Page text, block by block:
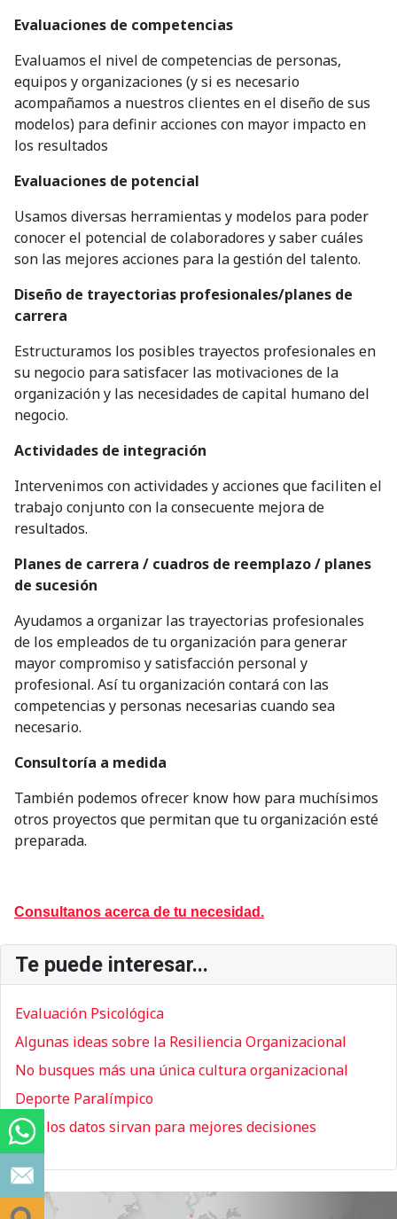
Evaluaciones de competencias
Evaluamos el nivel de competencias de personas,
equipos y organizaciones (y si es necesario
acompañamos a nuestros clientes en el diseño de sus
modelos) para definir acciones con mayor impacto en
los resultados
Evaluaciones de potencial
Usamos diversas herramientas y modelos para poder
conocer el potencial de colaboradores y saber cuáles
son las mejores acciones para la gestión del talento.
Diseño de trayectorias profesionales/planes de
carrera
Estructuramos los posibles trayectos profesionales en
su negocio para satisfacer las motivaciones de la
organización y las necesidades de capital humano del
negocio.
Actividades de integración
Intervenimos con actividades y acciones que faciliten el
trabajo conjunto con la consecuente mejora de
resultados.
Planes de carrera / cuadros de reemplazo / planes
de sucesión
Ayudamos a organizar las trayectorias profesionales
de los empleados de tu organización para generar
mayor compromiso y satisfacción personal y
profesional. Así tu organización contará con las
competencias y personas necesarias cuando sea
necesario.
Consultoría a medida
También podemos ofrecer know how para muchísimos
otros proyectos que permitan que tu organización esté
preparada.
Consultanos acerca de tu necesidad.
Te puede interesar...
Evaluación Psicológica
Algunas ideas sobre la Resiliencia Organizacional
No busques más una única cultura organizacional
Deporte Paralímpico
Que los datos sirvan para mejores decisiones